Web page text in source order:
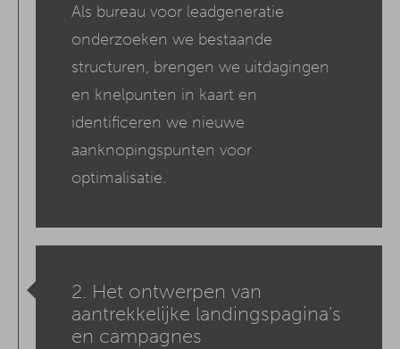
Als bureau voor leadgeneratie
onderzoeken we bestaande
structuren, brengen we uitdagingen
en knelpunten in kaart en
identificeren we nieuwe
aanknopingspunten voor
optimalisatie.
2. Het ontwerpen van
aantrekkelijke landingspagina’s
en campagnes